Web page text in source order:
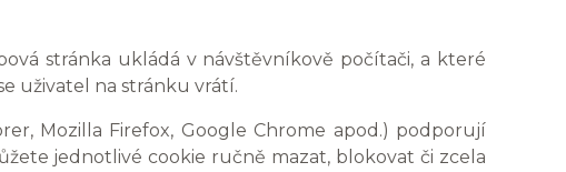
stránka ukládá v návštěvníkově počítači, a které
uživatel na stránku vrátí.
Mozilla Firefox, Google Chrome apod.) podporují
jednotlivé cookie ručně mazat, blokovat či zcela